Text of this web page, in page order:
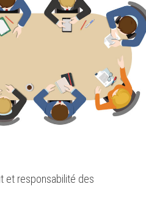
et responsabilité des